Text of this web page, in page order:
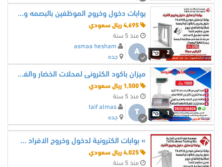
2
بوابات دخول وخروج الموظفين بالبصمه والكارت
منذ 5 سنة
A
asmaa hesham
جده
1
ميزان باكود الكترونى لمحلات الخضار والفواكة والمحامص والعطارة
منذ 5 سنة
T
taif almas
جده
» بوابات الكترونية لدخول وخروج الافراد موديل TA-0133
منذ 5 سنة